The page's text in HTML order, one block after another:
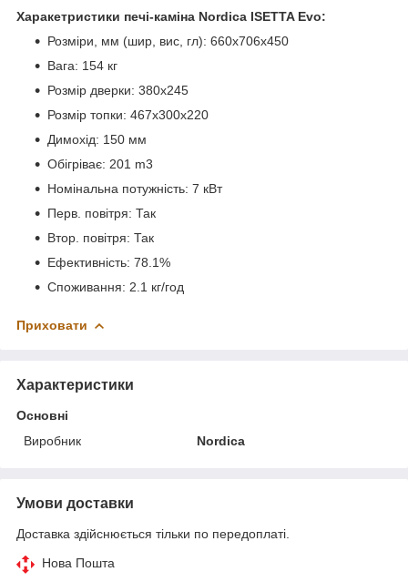
Харакетристики печі-каміна Nordica ISETTA Evo:
Розміри, мм (шир, вис, гл): 660x706x450
Вага: 154 кг
Розмір дверки: 380x245
Розмір топки: 467x300x220
Димохід: 150 мм
Обігріває: 201 m3
Номінальна потужність: 7 кВт
Перв. повітря: Так
Втор. повітря: Так
Ефективність: 78.1%
Споживання: 2.1 кг/год
Приховати
Характеристики
Основні
Виробник
Nordica
Умови доставки
Доставка здійснюється тільки по передоплаті.
Нова Пошта